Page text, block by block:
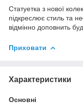
Статуетка з нової
підкреслює стиль та
відмінно доповнить
Приховати
Характеристики
Основні